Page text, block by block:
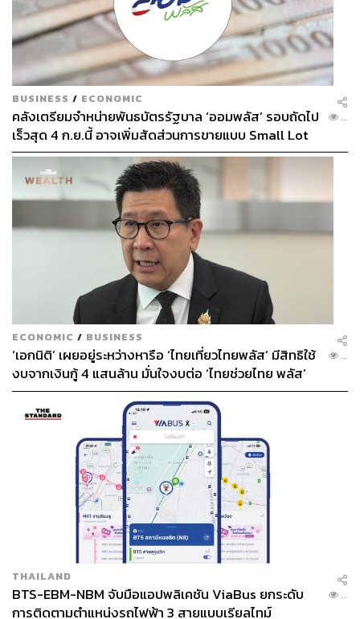
BUSINESS / ECONOMIC
คลังเตรียมจำหน่ายพันธบัตรรัฐบาล ‘ออมพลัส’ รอบถัดไป
เร็วสุด 4 ก.ย.นี้ อาจเพิ่มสัดส่วนการขายแบบ Small Lot
First มากขึ้น
...
ECONOMIC / BUSINESS
‘เอกนิติ’ เผยอยู่ระหว่างหารือ ‘ไทยเที่ยวไทยพลัส’ มีสิทธิใช้
งบจากเงินกู้ 4 แสนล้าน มั่นใจงบต่อ ‘ไทยช่วยไทย พลัส’
เฟส 2 มีเพียงพอ
...
THAILAND
BTS-EBM-NBM จับมือแอปพลิเคชัน ViaBus ยกระดับ
การติดตามตำแหน่งรถไฟฟ้า 3 สายแบบเรียลไทม์
...